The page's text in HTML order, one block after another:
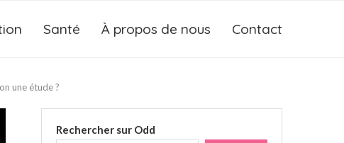
Santé À propos de nous Contact
une étude ?
Rechercher sur Odd